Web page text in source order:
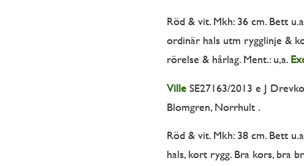
Röd & vit. Mkh: 36 cm. Bett
ordinär hals utm rygglinje &
rörelse & hårlag. Ment.: u,a.
Ville SE27163/2013 e J
Blomgren, Norrhult .
Röd & vit. Mkh: 38 cm. Bett
hals, kort rygg. Bra kors, bra